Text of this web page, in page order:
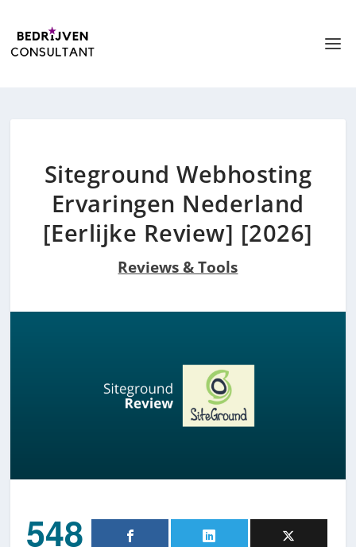
Siteground Webhosting
Ervaringen Nederland
[Eerlijke Review] [2026]
Reviews & Tools
548